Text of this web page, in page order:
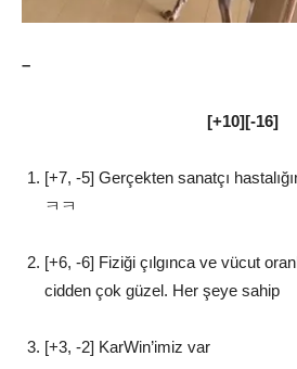
–
[+10][-16]
[+7, -5] Gerçekten sanatçı
ㅋㅋ
[+6, -6] Fiziği çılgınca ve vücut
cidden çok güzel. Her şeye sahip
[+3, -2] KarWin’imiz var